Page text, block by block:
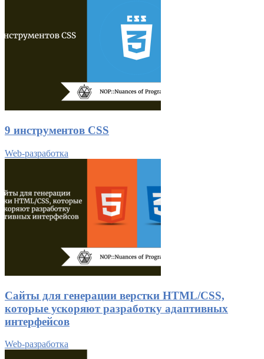
9 инструментов CSS
Web-разработка
Сайты для генерации верстки HTML/CSS,
которые ускоряют разработку адаптивных
интерфейсов
Web-разработка